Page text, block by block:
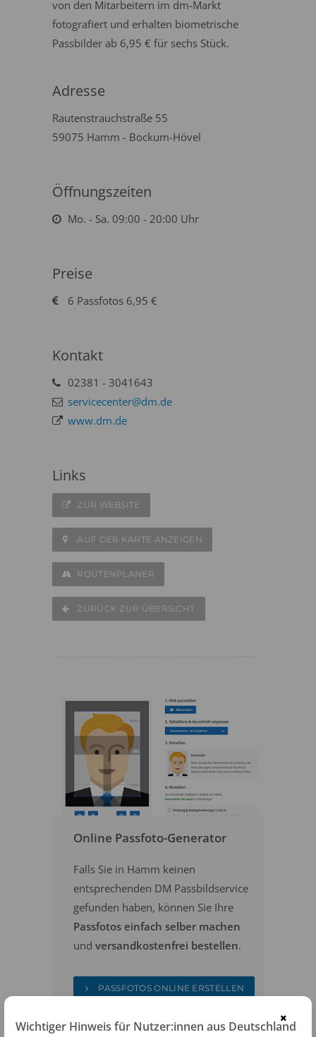
von den Mitarbeitern im dm-Markt
fotografiert und erhalten biometrische
Passbilder ab 6,95 € für sechs Stück.
Adresse
Rautenstrauchstraße 55
59075 Hamm - Bockum-Hövel
Öffnungszeiten
Mo. - Sa. 09:00 - 20:00 Uhr
Preise
6 Passfotos 6,95 €
Kontakt
02381 - 3041643
servicecenter@dm.de
www.dm.de
Links
ZUR WEBSITE
AUF DER KARTE ANZEIGEN
ROUTENPLANER
ZURÜCK ZUR ÜBERSICHT
Online Passfoto-Generator
Falls Sie in Hamm keinen
entsprechenden DM Passbildservice
gefunden haben, können Sie Ihre
Passfotos einfach selber machen
und versandkostenfrei bestellen.
PASSFOTOS ONLINE ERSTELLEN
×
Wichtiger Hinweis für Nutzer:innen aus Deutschland